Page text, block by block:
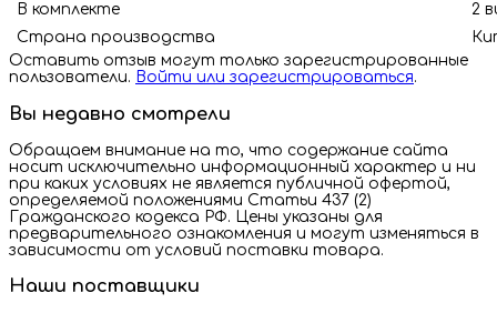
В комплекте
2
Страна производства
Оставить отзыв могут только зарегистрированные
пользователи. Войти или зарегистрироваться.
Вы недавно смотрели
Обращаем внимание на то, что содержание сайта
носит исключительно информационный характер и ни
при каких условиях не является публичной офертой,
определяемой положениями Статьи 437 (2)
Гражданского кодекса РФ. Цены указаны для
предварительного ознакомления и могут изменяться в
зависимости от условий поставки товара.
Наши поставщики